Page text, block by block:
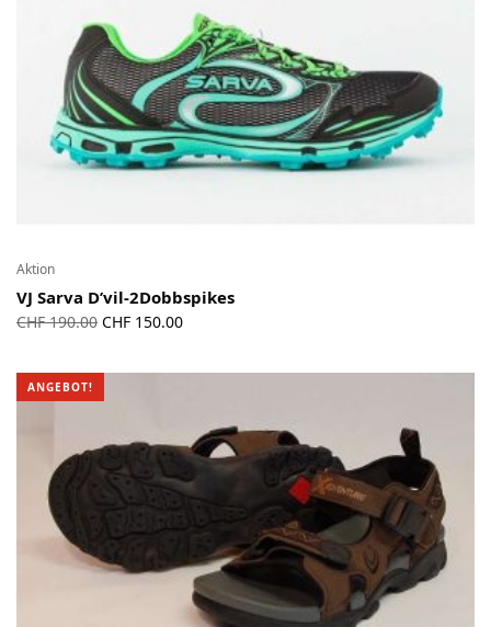
Aktion
VJ Sarva D’vil-2Dobbspikes
CHF190.00 Ursprünglicher
CHF 190.00
CHF 150.00Aktueller
CHF 150.00.
ANGEBOT!